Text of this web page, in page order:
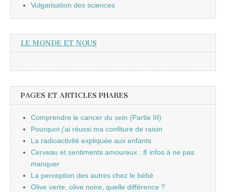
Vulgarisation des sciences
LE MONDE ET NOUS
PAGES ET ARTICLES PHARES
Comprendre le cancer du sein (Partie III)
Pourquoi j'ai réussi ma confiture de raisin
La radioactivité expliquée aux enfants
Cerveau et sentiments amoureux : 8 infos à ne pas
manquer
La perception des autres chez le bébé
Olive verte, olive noire, quelle différence ?